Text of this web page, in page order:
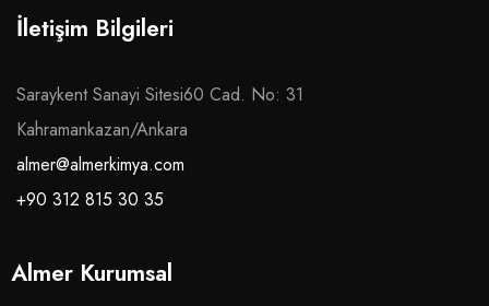
İletişim Bilgileri
Saraykent Sanayi Sitesi60 Cad. No: 31
Kahramankazan/Ankara
almer@almerkimya.com
+90 312 815 30 35
Almer Kurumsal